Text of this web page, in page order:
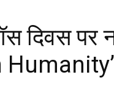
दिवस पर